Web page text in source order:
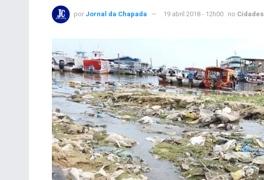
por Jornal da Chapada 19 abril 2018 - 12h00 no Cidades